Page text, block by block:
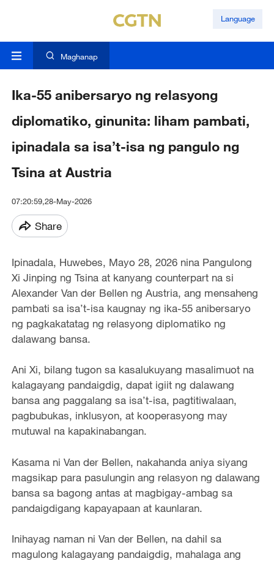
Language
Maghanap
Ika-55 anibersaryo ng relasyong
diplomatiko, ginunita: liham pambati,
ipinadala sa isa’t-isa ng pangulo ng
Tsina at Austria
07:20:59,28-May-2026
Share
Ipinadala, Huwebes, Mayo 28, 2026 nina Pangulong
Xi Jinping ng Tsina at kanyang counterpart na si
Alexander Van der Bellen ng Austria, ang mensaheng
pambati sa isa’t-isa kaugnay ng ika-55 anibersaryo
ng pagkakatatag ng relasyong diplomatiko ng
dalawang bansa.
Ani Xi, bilang tugon sa kasalukuyang masalimuot na
kalagayang pandaigdig, dapat igiit ng dalawang
bansa ang paggalang sa isa’t-isa, pagtitiwalaan,
pagbubukas, inklusyon, at kooperasyong may
mutuwal na kapakinabangan.
Kasama ni Van der Bellen, nakahanda aniya siyang
magsikap para pasulungin ang relasyon ng dalawang
bansa sa bagong antas at magbigay-ambag sa
pandaigdigang kapayapaan at kaunlaran.
Inihayag naman ni Van der Bellen, na dahil sa
magulong kalagayang pandaigdig, mahalaga ang